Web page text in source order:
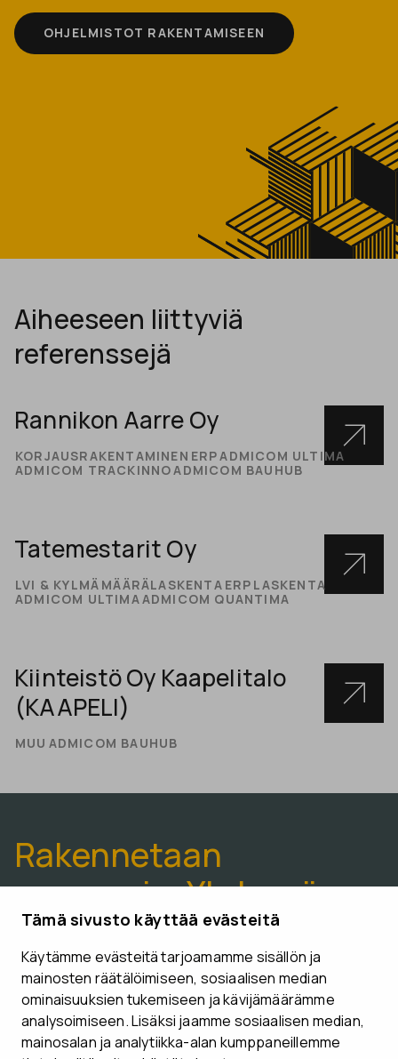
Tämä sivusto käyttää evästeitä
Käytämme evästeitä tarjoamamme sisällön ja
mainosten räätälöimiseen, sosiaalisen median
ominaisuuksien tukemiseen ja kävijämäärämme
analysoimiseen. Lisäksi jaamme sosiaalisen median,
mainosalan ja analytiikka-alan kumppaneillemme
OHJELMISTOT RAKENTAMISEEN
Aiheeseen liittyviä
referenssejä
Rannikon Aarre Oy
KORJAUSRAKENTAMINEN ERPADMICOM ULTIMA
ADMICOM TRACKINNOADMICOM BAUHUB
Tatemestarit Oy
LVI & KYLMÄ MÄÄRÄLASKENTA ERP LASKENTA
ADMICOM ULTIMAADMICOM QUANTIMA
Kiinteistö Oy Kaapelitalo
(KAAPELI)
MUU ADMICOM BAUHUB
Rakennetaan
paremmin. Yhdessä.
VARAA ESITTELYAIKA